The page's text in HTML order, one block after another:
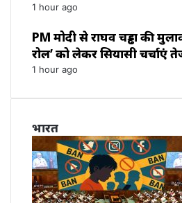
1 hour ago
PM मोदी से राघव चड्ढा की
रोल’ को लेकर सियासी चर्चाएं
1 hour ago
भारत